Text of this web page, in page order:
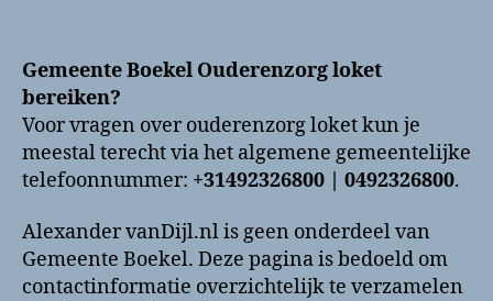
Gemeente Boekel Ouderenzorg loket
bereiken?
Voor vragen over ouderenzorg loket kun je
meestal terecht via het algemene gemeentelijke
telefoonnummer: +31492326800 | 0492326800.
Alexander vanDijl.nl is geen onderdeel van
Gemeente Boekel. Deze pagina is bedoeld om
contactinformatie overzichtelijk te verzamelen